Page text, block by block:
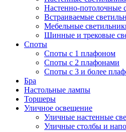
Настенно-потолочные
Встраиваемые
Мебельные
Шинные и трековые
Споты
Споты с 1 плафоном
Споты с 2 плафонами
Споты с 3 и более
Бра
Настольные лампы
Торшеры
Уличное освещение
Уличные настенные
Уличные столбы и